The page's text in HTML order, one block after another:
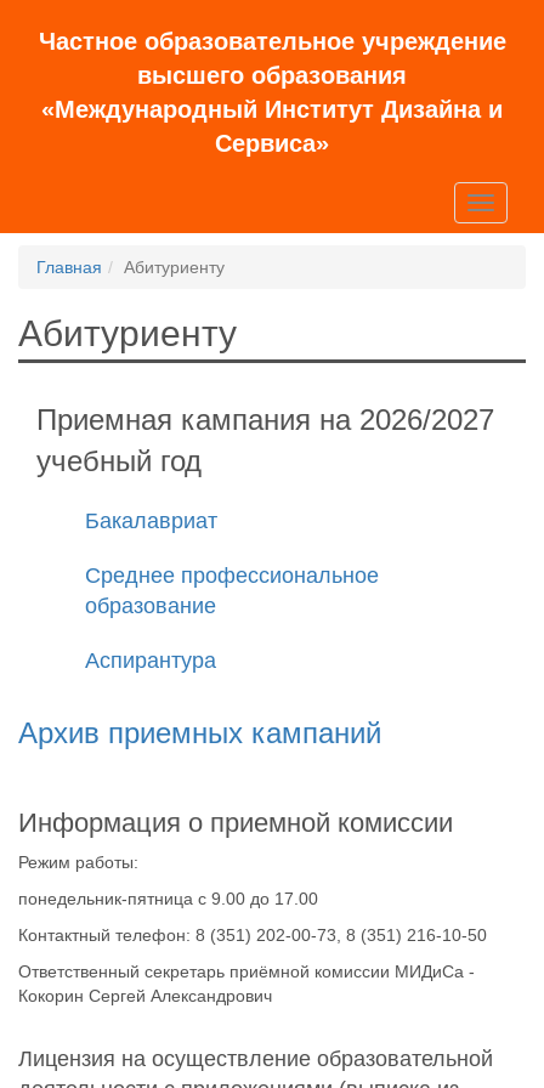
Частное образовательное учреждение
высшего образования
«Международный Институт Дизайна и
Сервиса»
Toggle
Главная
Абитуриенту
Абитуриенту
Приемная кампания на 2026/2027
учебный год
Бакалавриат
Среднее профессиональное
образование
Аспирантура
Архив приемных кампаний
Информация о приемной комиссии
Режим работы:
понедельник-пятница с 9.00 до 17.00
Контактный телефон: 8 (351) 202-00-73, 8 (351) 216-10-50
Ответственный секретарь приёмной комиссии МИДиСа -
Кокорин Сергей Александрович
Лицензия на осуществление образовательной